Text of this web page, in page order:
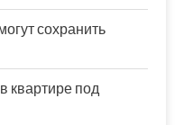
сохранить
квартире под